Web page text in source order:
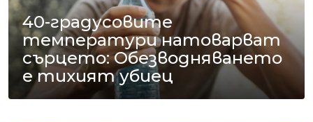
40-градусовите
температури натоварват
сърцето: Обезводняването
е тихият убиец